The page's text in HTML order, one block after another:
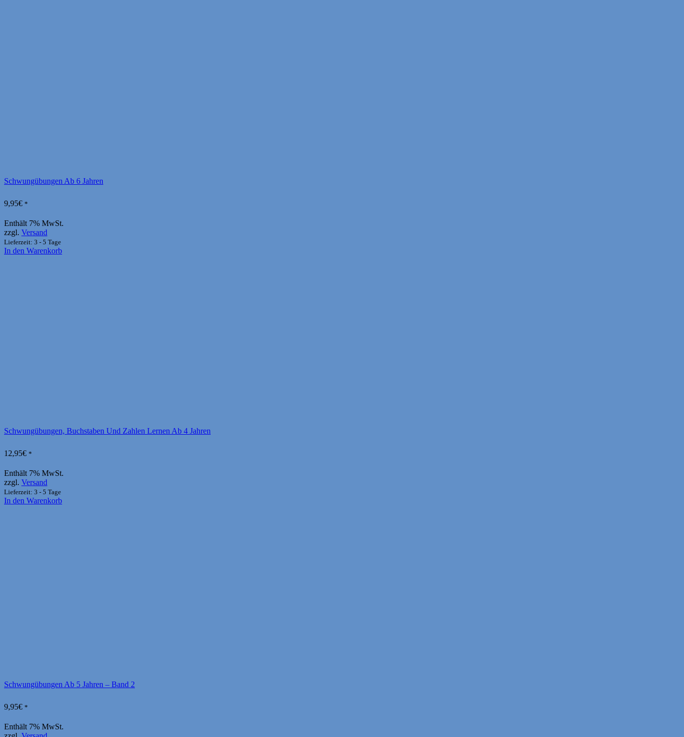
Schwungübungen Ab 6 Jahren
9,95€ *
Enthält 7% MwSt.
zzgl. Versand
Lieferzeit: 3 - 5 Tage
In den Warenkorb
Schwungübungen, Buchstaben Und Zahlen Lernen Ab 4 Jahren
12,95€ *
Enthält 7% MwSt.
zzgl. Versand
Lieferzeit: 3 - 5 Tage
In den Warenkorb
Schwungübungen Ab 5 Jahren – Band 2
9,95€ *
Enthält 7% MwSt.